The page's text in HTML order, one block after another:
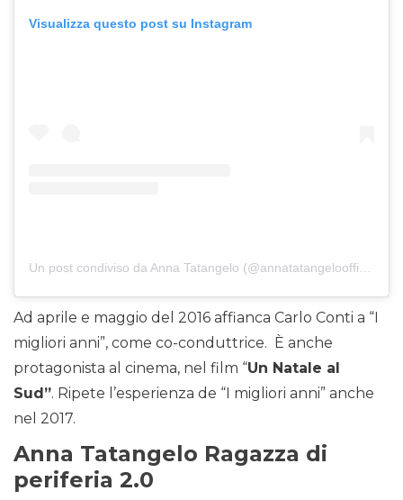
Visualizza questo post su Instagram
Un post condiviso da Anna Tatangelo (@annatatangeloofficial)
Ad aprile e maggio del 2016 affianca Carlo Conti a “I
migliori anni”, come co-conduttrice. È anche
protagonista al cinema, nel film “Un Natale al
Sud”. Ripete l’esperienza de “I migliori anni” anche
nel 2017.
Anna Tatangelo Ragazza di
periferia 2.0